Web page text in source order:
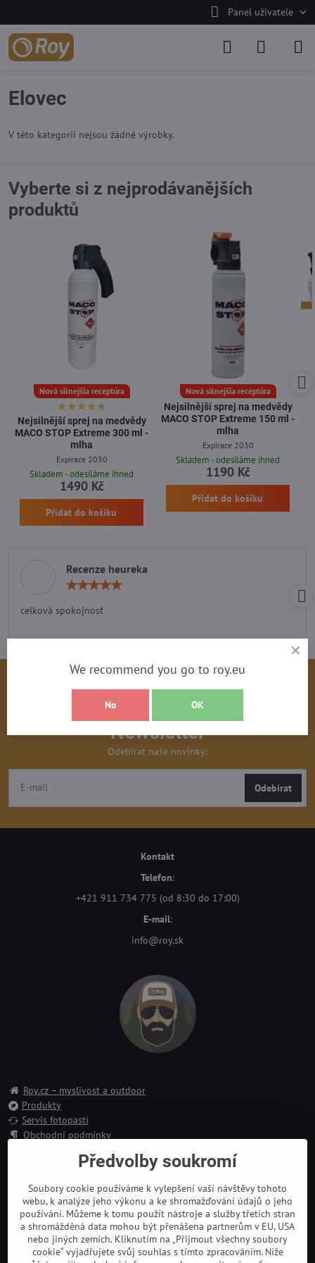
Panel uživatele
Elovec
V této kategorii nejsou žádné výrobky.
Vyberte si z nejprodávanějších
produktů
Nová silnejšia receptúra
Nejsilnější sprej na medvědy
MACO STOP Extreme 300 ml -
mlha
Expirace 2030
Skladem - odesíláme ihned
1490 Kč
Přidat do košíku
Nová silnejšia receptúra
Nejsilnější sprej na medvědy
MACO STOP Extreme 150 ml -
mlha
Expirace 2030
Skladem - odesíláme ihned
1190 Kč
Přidat do košíku
Recenze heureka
celková spokojnosť
Newsletter
Odebírat naše novinky:
Odebírat
Kontakt
Telefon:
+421 911 734 775 (od 8:30 do 17:00)
E-mail:
info@roy.sk
Roy.cz – myslivost a outdoor
Produkty
Servis fotopastí
Obchodní podmínky
Doprava a platbaPředvolby soukromí
Soubory cookie používáme k vylepšení vaší návštěvy tohoto
webu, k analýze jeho výkonu a ke shromažďování údajů o jeho
používání. Můžeme k tomu použít nástroje a služby třetích stran
a shromážděná data mohou být přenášena partnerům v EU, USA
nebo jiných zemích. Kliknutím na „Přijmout všechny soubory
cookie“ vyjadřujete svůj souhlas s tímto zpracováním. Níže
We recommend you go to roy.eu
No OK